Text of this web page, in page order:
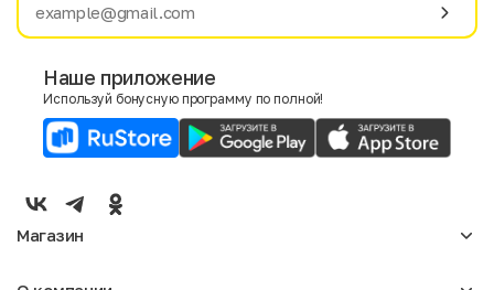
Имя
E-mail
Мужской
Наше приложение
Используй бонусную программу по полной!
Магазин